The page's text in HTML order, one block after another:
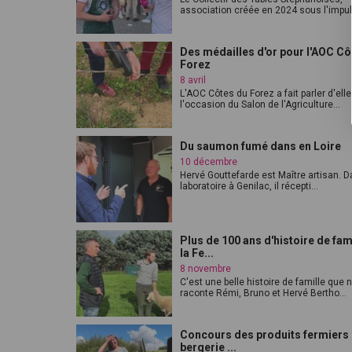
association créée en 2024 sous
Des médailles d'or pour l'AOC
Forez
8 avril
L'AOC Côtes du Forez a fait parler d'elle
l'occasion du Salon de l'Agriculture...
Du saumon fumé dans en Loire
10 décembre
Hervé Gouttefarde est Maître artisan.
laboratoire à Genilac, il récepti...
Plus de 100 ans d'histoire de
la Fe...
8 novembre
C'est une belle histoire de famille que
raconte Rémi, Bruno et Hervé Bertho...
Concours des produits fermiers
bergerie ...